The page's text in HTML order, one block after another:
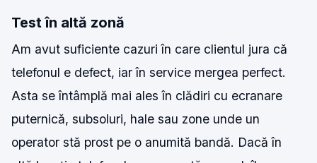
Test în altă zonă
Am avut suficiente cazuri în care clientul jura că
telefonul e defect, iar în service mergea perfect.
Asta se întâmplă mai ales în clădiri cu ecranare
puternică, subsoluri, hale sau zone unde un
operator stă prost pe o anumită bandă. Dacă în